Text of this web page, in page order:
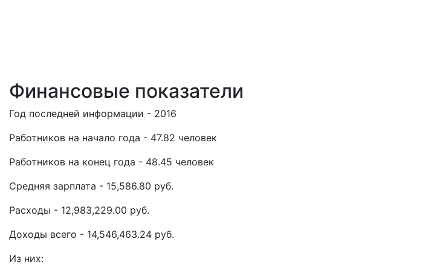
Финансовые показатели
Год последней информации - 2016
Работников на начало года - 47.82 человек
Работников на конец года - 48.45 человек
Средняя зарплата - 15,586.80 руб.
Расходы - 12,983,229.00 руб.
Доходы всего - 14,546,463.24 руб.
Из них: